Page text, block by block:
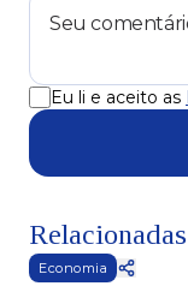
Eu li e aceito as
Relacionadas
Economia